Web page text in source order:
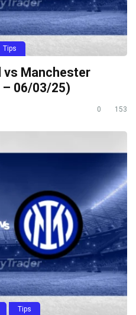
Tips
vs Manchester
– 06/03/25)
0 153
Tips